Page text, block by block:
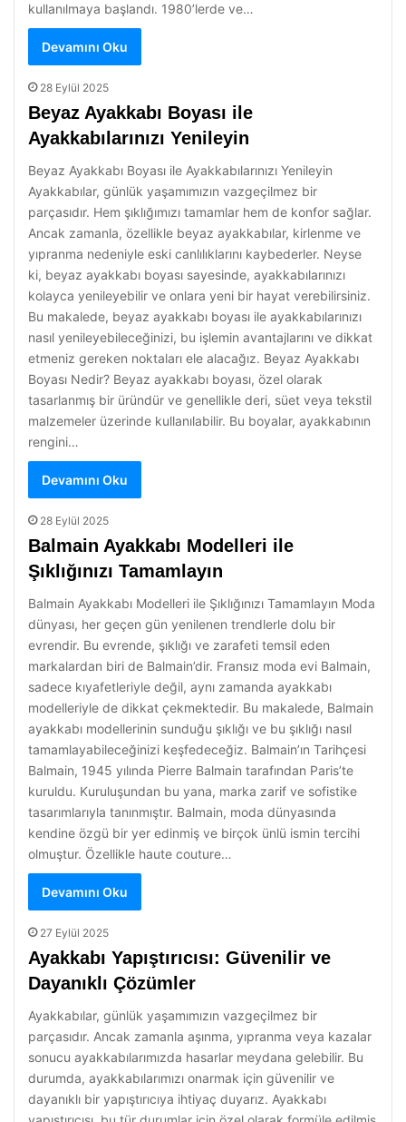
kullanılmaya başlandı. 1980’lerde ve…
Devamını Oku
28 Eylül 2025
Beyaz Ayakkabı Boyası ile
Ayakkabılarınızı Yenileyin
Beyaz Ayakkabı Boyası ile Ayakkabılarınızı Yenileyin
Ayakkabılar, günlük yaşamımızın vazgeçilmez bir
parçasıdır. Hem şıklığımızı tamamlar hem de konfor sağlar.
Ancak zamanla, özellikle beyaz ayakkabılar, kirlenme ve
yıpranma nedeniyle eski canlılıklarını kaybederler. Neyse
ki, beyaz ayakkabı boyası sayesinde, ayakkabılarınızı
kolayca yenileyebilir ve onlara yeni bir hayat verebilirsiniz.
Bu makalede, beyaz ayakkabı boyası ile ayakkabılarınızı
nasıl yenileyebileceğinizi, bu işlemin avantajlarını ve dikkat
etmeniz gereken noktaları ele alacağız. Beyaz Ayakkabı
Boyası Nedir? Beyaz ayakkabı boyası, özel olarak
tasarlanmış bir üründür ve genellikle deri, süet veya tekstil
malzemeler üzerinde kullanılabilir. Bu boyalar, ayakkabının
rengini…
Devamını Oku
28 Eylül 2025
Balmain Ayakkabı Modelleri ile
Şıklığınızı Tamamlayın
Balmain Ayakkabı Modelleri ile Şıklığınızı Tamamlayın Moda
dünyası, her geçen gün yenilenen trendlerle dolu bir
evrendir. Bu evrende, şıklığı ve zarafeti temsil eden
markalardan biri de Balmain’dir. Fransız moda evi Balmain,
sadece kıyafetleriyle değil, aynı zamanda ayakkabı
modelleriyle de dikkat çekmektedir. Bu makalede, Balmain
ayakkabı modellerinin sunduğu şıklığı ve bu şıklığı nasıl
tamamlayabileceğinizi keşfedeceğiz. Balmain’ın Tarihçesi
Balmain, 1945 yılında Pierre Balmain tarafından Paris’te
kuruldu. Kuruluşundan bu yana, marka zarif ve sofistike
tasarımlarıyla tanınmıştır. Balmain, moda dünyasında
kendine özgü bir yer edinmiş ve birçok ünlü ismin tercihi
olmuştur. Özellikle haute couture…
Devamını Oku
27 Eylül 2025
Ayakkabı Yapıştırıcısı: Güvenilir ve
Dayanıklı Çözümler
Ayakkabılar, günlük yaşamımızın vazgeçilmez bir
parçasıdır. Ancak zamanla aşınma, yıpranma veya kazalar
sonucu ayakkabılarımızda hasarlar meydana gelebilir. Bu
durumda, ayakkabılarımızı onarmak için güvenilir ve
dayanıklı bir yapıştırıcıya ihtiyaç duyarız. Ayakkabı